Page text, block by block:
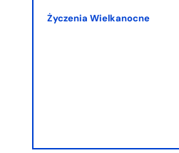
Życzenia Wielkanocne